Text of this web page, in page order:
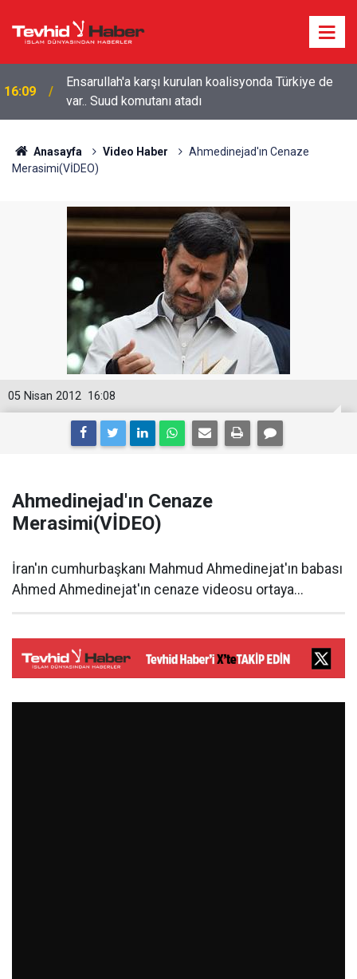
16:09
Ensarullah'a karşı kurulan koalisyonda Türkiye de
var.. Suud komutanı atadı
Yemen'in Suudi paralı askerlerine yönelik
Anasayfa Video Haber
Ahmedinejad'ın Cenaze
Merasimi(VİDEO)
16:08
05 Nisan 2012
Ahmedinejad'ın Cenaze
Merasimi(VİDEO)
İran'ın cumhurbaşkanı Mahmud Ahmedinejat'ın babası
Ahmed Ahmedinejat'ın cenaze videosu ortaya...